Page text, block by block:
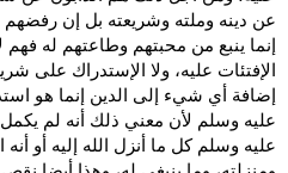
عن دينه وملته وشريعته بل إن رفضهم
إنما ينبع من محبتهم وطاعتهم له فهم
الإفتئات عليه، ولا الإستدراك على
إضافة أي شيء إلى الدين إنما هو
عليه وسلم لأن معني ذلك أنه لم يكمل
عليه وسلم كل ما أنزل الله إليه أو أنه